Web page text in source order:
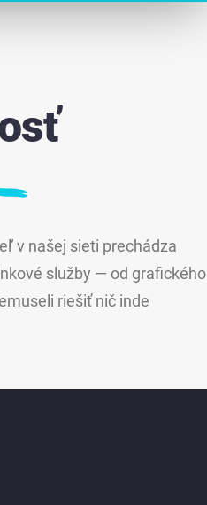
v našej sieti prechádza
služby — od grafického
riešiť nič inde